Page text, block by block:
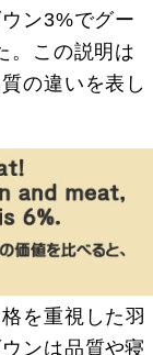
ン3%でグー
。この説明は
の違いを表し
を重視した羽
ンは品質や寝